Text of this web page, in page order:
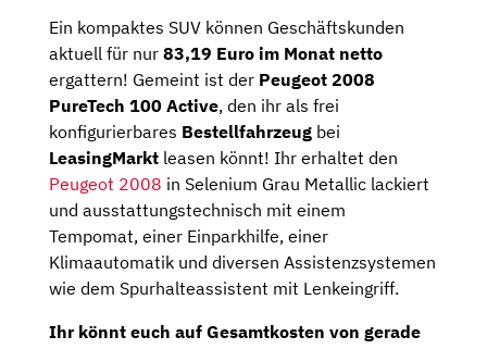
Ein kompaktes SUV können Geschäftskunden
aktuell für nur 83,19 Euro im Monat netto
ergattern! Gemeint ist der Peugeot 2008
PureTech 100 Active, den ihr als frei
konfigurierbares Bestellfahrzeug bei
LeasingMarkt leasen könnt! Ihr erhaltet den
Peugeot 2008 in Selenium Grau Metallic lackiert
und ausstattungstechnisch mit einem
Tempomat, einer Einparkhilfe, einer
Klimaautomatik und diversen Assistenzsystemen
wie dem Spurhalteassistent mit Lenkeingriff.
Ihr könnt euch auf Gesamtkosten von gerade